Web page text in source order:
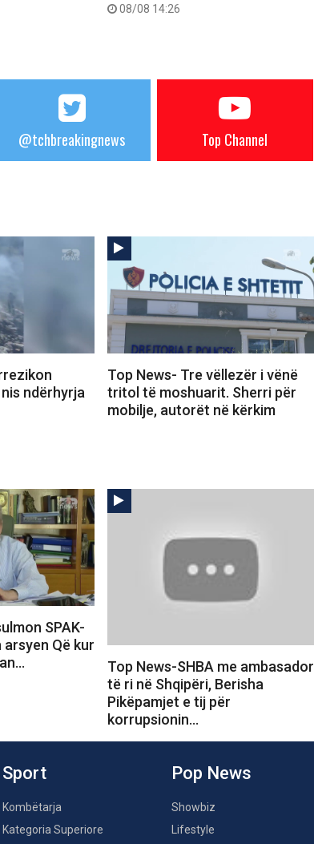
08/08 14:26
@tchbreakingnews Top Channel
ndërhyrja
Top News- Tre vëllezër i vënë
tritol të moshuarit. Sherri për
mobilje, autorët në kërkim
SPAK-
Që kur
Top News-SHBA me ambasador
të ri në Shqipëri, Berisha
Pikëpamjet e tij për
korrupsionin…
Sport
Kombëtarja
Kategoria Superiore
Pop News
Showbiz
Lifestyle